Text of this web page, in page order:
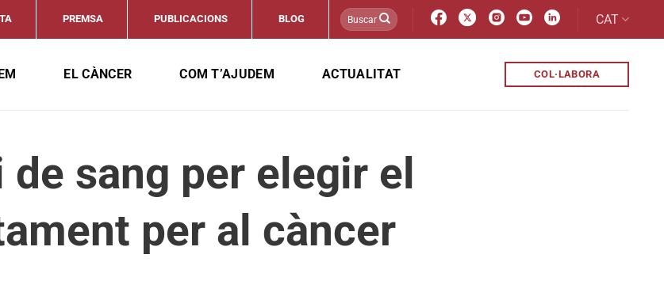
PREMSA PUBLICACIONS BLOG CAT
EL CÀNCER COM T’AJUDEM ACTUALITAT COL·LABORA
de sang per elegir el
per al càncer